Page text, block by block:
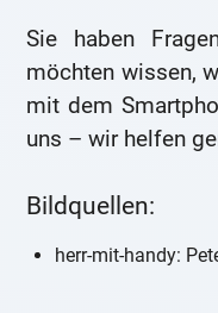
Sie haben
möchten wissen,
mit dem
uns – wir helfen
Bildquellen:
herr-mit-handy: